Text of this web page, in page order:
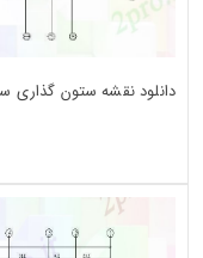
دانلود نقشه ستون گذاری